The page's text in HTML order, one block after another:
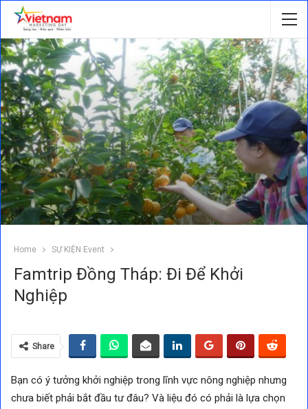
Home SỰ KIỆN Event
Famtrip Đồng Tháp: Đi Để Khởi
Nghiệp
Share
Bạn có ý tưởng khởi nghiệp trong lĩnh vực nông nghiệp nhưng
chưa biết phải bắt đầu tư đâu? Và liệu đó có phải là lựa chọn